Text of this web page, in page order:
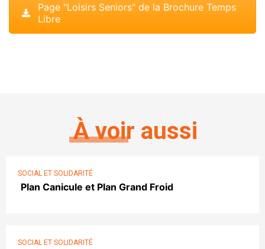
Page "Loisirs Seniors" de la Brochure Temps
Libre
À voir aussi
SOCIAL ET SOLIDARITÉ
Plan Canicule et Plan Grand Froid
SOCIAL ET SOLIDARITÉ